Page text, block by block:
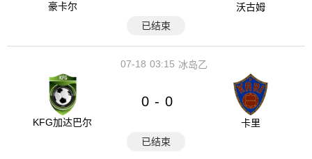
豪卡尔
沃古姆
已结束
03:15
07-18 冰岛乙
KFG加达巴尔
0 - 0
卡里
已结束